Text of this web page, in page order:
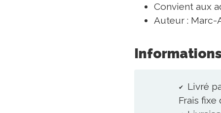
Convient aux
Auteur : Marc-
Livré
Frais fixe